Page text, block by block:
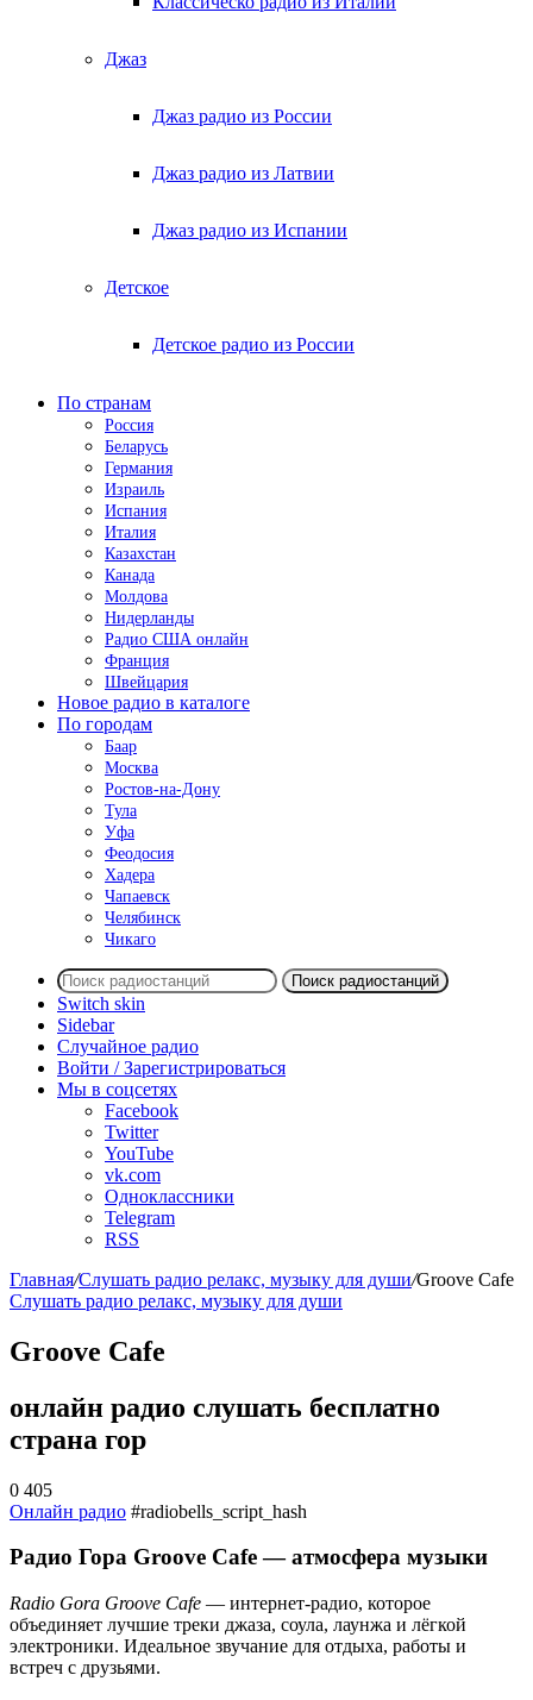
Джаз
Джаз радио из России
Джаз радио из Латвии
Джаз радио из Испании
Детское
Детское радио из России
По странам
Россия
Беларусь
Германия
Израиль
Испания
Италия
Казахстан
Канада
Молдова
Нидерланды
Радио США онлайн
Франция
Швейцария
Новое радио в каталоге
По городам
Баар
Москва
Ростов-на-Дону
Тула
Уфа
Феодосия
Хадера
Чапаевск
Челябинск
Чикаго
Поиск радиостанций
Switch skin
Sidebar
Случайное радио
Войти / Зарегистрироваться
Мы в соцсетях
Facebook
Twitter
YouTube
vk.com
Одноклассники
Telegram
RSS
Главная/Слушать радио релакс, музыку для души/Groove Cafe
Слушать радио релакс, музыку для души
Groove Cafe
онлайн радио слушать бесплатно
страна гор
0 405
Онлайн радио #radiobells_script_hash
Радио Гора Groove Cafe — атмосфера музыки
Radio Gora Groove Cafe — интернет‑радио, которое
объединяет лучшие треки джаза, соула, лаунжа и лёгкой
электроники. Идеальное звучание для отдыха, работы и
встреч с друзьями.